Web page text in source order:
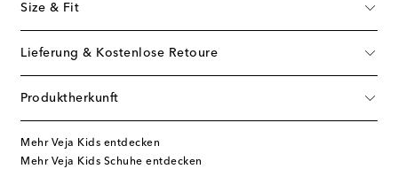
Size & Fit
Lieferung & Kostenlose Retoure
Produktherkunft
Mehr Veja Kids entdecken
Mehr Veja Kids Schuhe entdecken